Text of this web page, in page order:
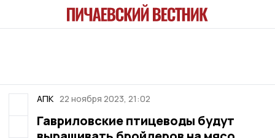
АПК 22 ноября 2023, 21:02
Гавриловские птицеводы будут